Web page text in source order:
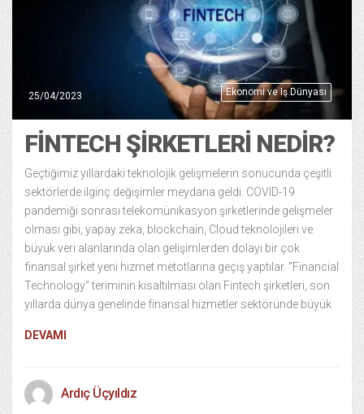
Ekonomi ve Iş Dünyası
25/04/2023
FINTECH ŞIRKETLERI NEDIR?
Geçtiğimiz yıllardaki teknolojik gelişmelerin sonucunda çeşitli
sektörlerde ilginç değişimler meydana geldi. COVID-19
pandemiği sonrası telekomünikasyon şirketlerinde gelişmeler
olması gibi, yapay zeka, blockchain, Cloud teknolojileri ve
büyük veri alanlarında olan gelişimlerden dolayı bir çok
finansal şirket yeni hizmet metotlarına geçiş yaptılar. “Financial
Technology” teriminin kısaltılması olan Fintech şirketleri, son
yıllarda dünya genelinde finansal hizmetler sektöründe büyük
DEVAMI
Ardıç Üçyıldız